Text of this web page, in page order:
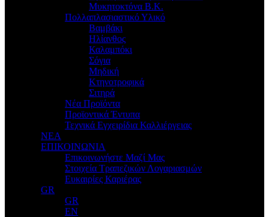
Μυκητοκτόνα Β.Κ.
Πολλαπλασιαστικό Υλικό
Βαμβάκι
Ηλίανθος
Καλαμπόκι
Σόγια
Μηδική
Κτηνοτροφικά
Σιτηρά
Νέα Προϊόντα
Προϊοντικά Έντυπα
Τεχνικά Εγχειρίδια Καλλιέργειας
ΝΕΑ
ΕΠΙΚΟΙΝΩΝΙΑ
Επικοινωνήστε Μαζί Μας
Στοιχεία Τραπεζικών Λογαριασμών
Ευκαιρίες Καριέρας
GR
GR
EN